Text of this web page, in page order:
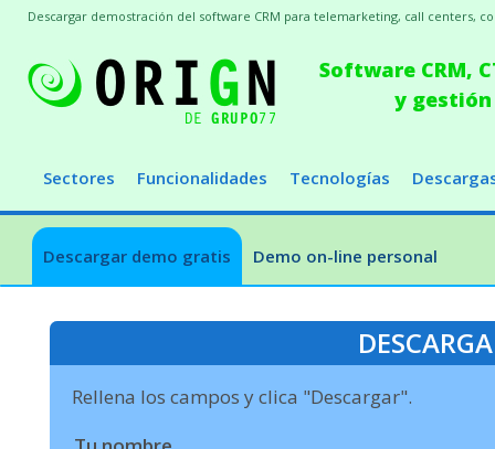
Software CRM,
y
Sectores Funcionalidades Tecnologías
Descargar demo gratis Demo on-line personal
Descargar demostración del software CRM para telemarketing, call centers,
Rellena los campos y clica "Descargar".